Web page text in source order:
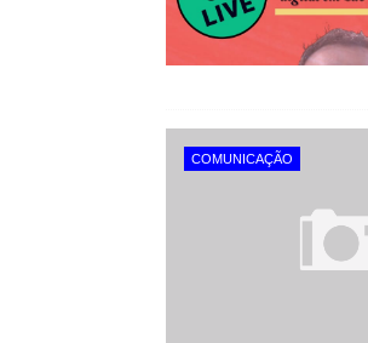
COMUNICAÇÃO